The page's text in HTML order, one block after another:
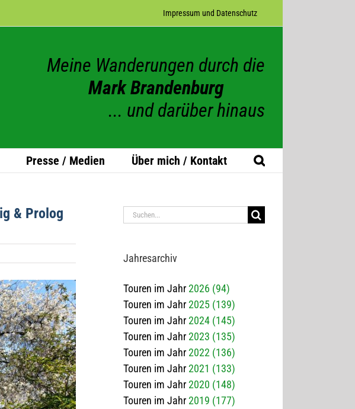
Impres­sum und Datenschutz
Meine Wanderungen durch die
Mark Brandenburg
... und darüber hinaus
Presse / Medien Über mich / Kontakt
& Pro­log
Suche
Jah­res­ar­chiv
Touren im Jahr2026 (94)
Touren im Jahr2025 (139)
Touren im Jahr2024 (145)
Touren im Jahr2023 (135)
Touren im Jahr2022 (136)
Touren im Jahr2021 (133)
Touren im Jahr2020 (148)
Touren im Jahr2019 (177)